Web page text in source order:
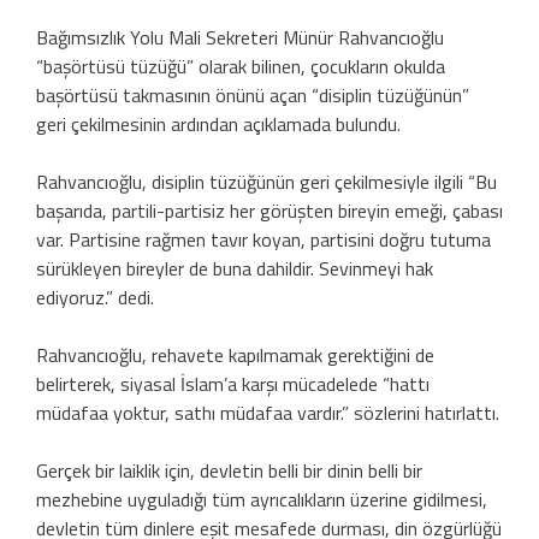
Bağımsızlık Yolu Mali Sekreteri Münür Rahvancıoğlu
“başörtüsü tüzüğü” olarak bilinen, çocukların okulda
başörtüsü takmasının önünü açan “disiplin tüzüğünün”
geri çekilmesinin ardından açıklamada bulundu.
Rahvancıoğlu, disiplin tüzüğünün geri çekilmesiyle ilgili “Bu
başarıda, partili-partisiz her görüşten bireyin emeği, çabası
var. Partisine rağmen tavır koyan, partisini doğru tutuma
sürükleyen bireyler de buna dahildir. Sevinmeyi hak
ediyoruz.” dedi.
Rahvancıoğlu, rehavete kapılmamak gerektiğini de
belirterek, siyasal İslam’a karşı mücadelede “hattı
müdafaa yoktur, sathı müdafaa vardır.” sözlerini hatırlattı.
Gerçek bir laiklik için, devletin belli bir dinin belli bir
mezhebine uyguladığı tüm ayrıcalıkların üzerine gidilmesi,
devletin tüm dinlere eşit mesafede durması, din özgürlüğü